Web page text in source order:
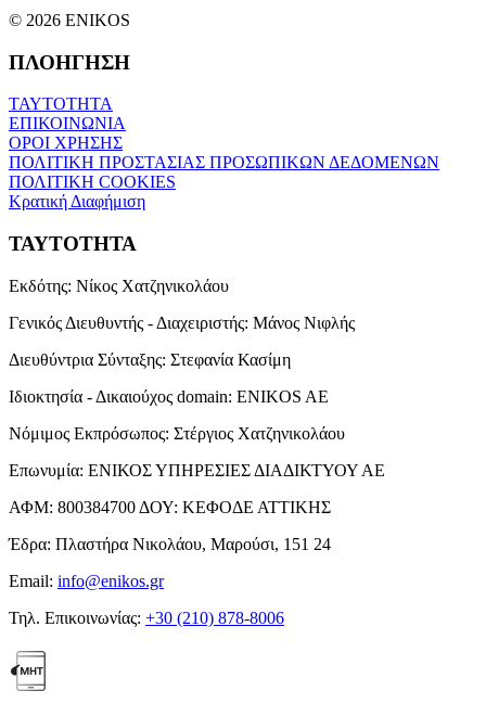
© 2026 ENIKOS
ΠΛΟΗΓΗΣΗ
ΤΑΥΤΟΤΗΤΑ
ΕΠΙΚΟΙΝΩΝΙΑ
ΟΡΟΙ ΧΡΗΣΗΣ
ΠΟΛΙΤΙΚΗ ΠΡΟΣΤΑΣΙΑΣ ΠΡΟΣΩΠΙΚΩΝ ΔΕΔΟΜΕΝΩΝ
ΠΟΛΙΤΙΚΗ COOKIES
Κρατική Διαφήμιση
ΤΑΥΤΟΤΗΤΑ
Εκδότης: Νίκος Χατζηνικολάου
Γενικός Διευθυντής - Διαχειριστής: Μάνος Νιφλής
Διευθύντρια Σύνταξης: Στεφανία Κασίμη
Ιδιοκτησία - Δικαιούχος domain: ENIKOS AE
Νόμιμος Εκπρόσωπος: Στέργιος Χατζηνικολάου
Επωνυμία: ΕΝΙΚΟΣ ΥΠΗΡΕΣΙΕΣ ΔΙΑΔΙΚΤΥΟΥ ΑΕ
ΑΦΜ: 800384700 ΔΟΥ: ΚΕΦΟΔΕ ΑΤΤΙΚΗΣ
Έδρα: Πλαστήρα Νικολάου, Μαρούσι, 151 24
Email: info@enikos.gr
Τηλ. Επικοινωνίας: +30 (210) 878-8006